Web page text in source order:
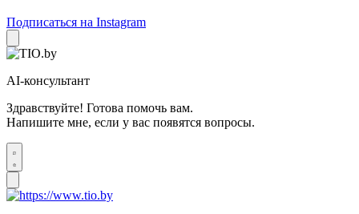
Подписаться на Instagram
AI-консультант
Здравствуйте! Готова помочь вам.
Напишите мне, если у вас появятся вопросы.